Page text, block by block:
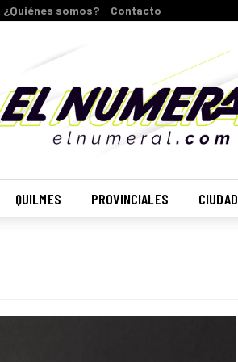
¿Quiénes somos? Contacto
QUILMES PROVINCIALES CIUDAD